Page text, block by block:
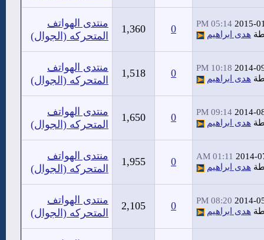
2015-
05:14 PM
هدى ابراهيم 0
1,360
منتدى الهواتف
المتحركه (الجوال)
2014-
10:18 PM
هدى ابراهيم 0
1,518
منتدى الهواتف
المتحركه (الجوال)
2014-
09:14 PM
هدى ابراهيم 0
1,650
منتدى الهواتف
المتحركه (الجوال)
2014-
01:11 AM
هدى ابراهيم 0
1,955
منتدى الهواتف
المتحركه (الجوال)
2014-
08:20 PM
هدى ابراهيم 0
2,105
منتدى الهواتف
المتحركه (الجوال)